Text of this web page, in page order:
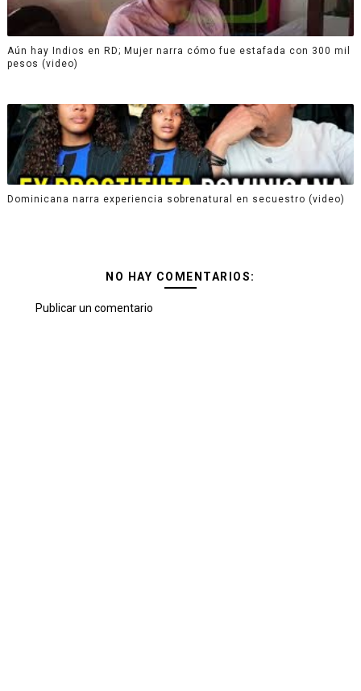
Aún hay Indios en RD; Mujer narra cómo fue estafada con 300 mil
pesos (video)
Dominicana narra experiencia sobrenatural en secuestro (video)
NO HAY COMENTARIOS:
Publicar un comentario